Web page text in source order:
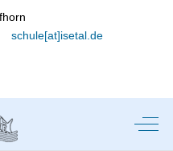
schule[at]isetal.de
Off-